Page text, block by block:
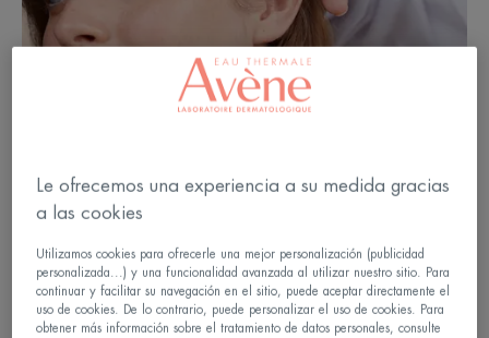
Le ofrecemos una experiencia a su medida gracias
a las cookies
Utilizamos cookies para ofrecerle una mejor personalización (publicidad
personalizada...) y una funcionalidad avanzada al utilizar nuestro sitio. Para
continuar y facilitar su navegación en el sitio, puede aceptar directamente el
uso de cookies. De lo contrario, puede personalizar el uso de cookies. Para
obtener más información sobre el tratamiento de datos personales, consulte